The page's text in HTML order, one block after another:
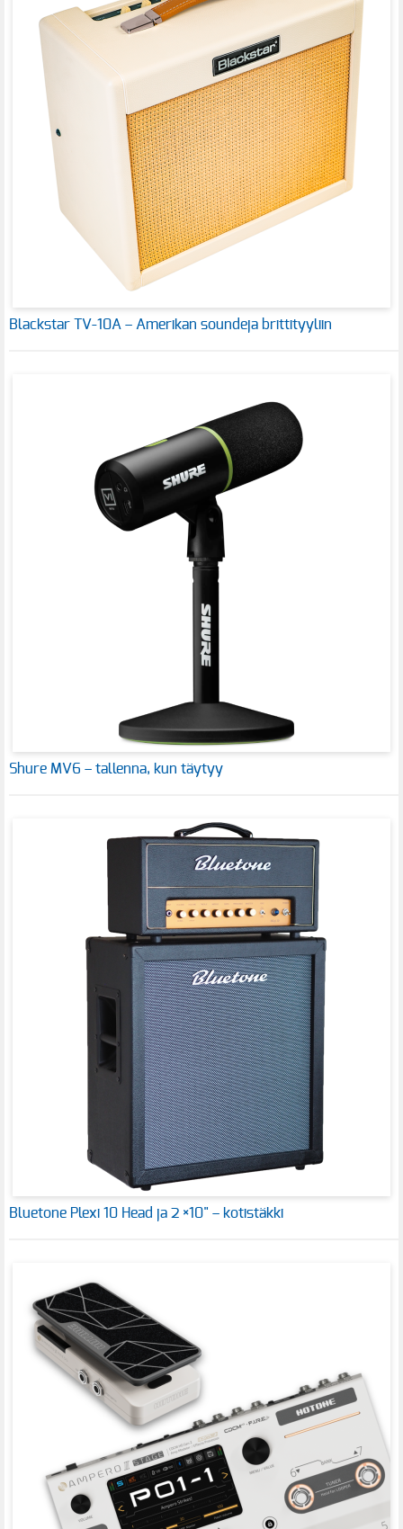
Blackstar TV-10A – Amerikan soundeja brittityyliin
Shure MV6 – tallenna, kun täytyy
Bluetone Plexi 10 Head ja 2 ×10" – kotistäkki